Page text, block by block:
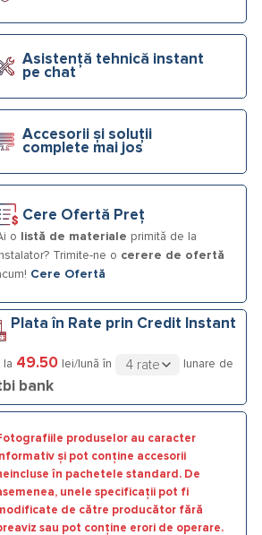
Asistență tehnică instant
pe chat
Accesorii și soluții
complete mai jos
Cere Ofertă Preț
o listă de materiale primită de la
Trimite-ne o cerere de ofertă
Cere Ofertă
Plata în Rate prin Credit Instant
la 49.50 lei/lună în
lunare de
bank
produselor au caracter
și pot conține accesorii
în pachetele standard. De
unele specificații pot fi
de către producător fără
sau pot conține erori de operare.